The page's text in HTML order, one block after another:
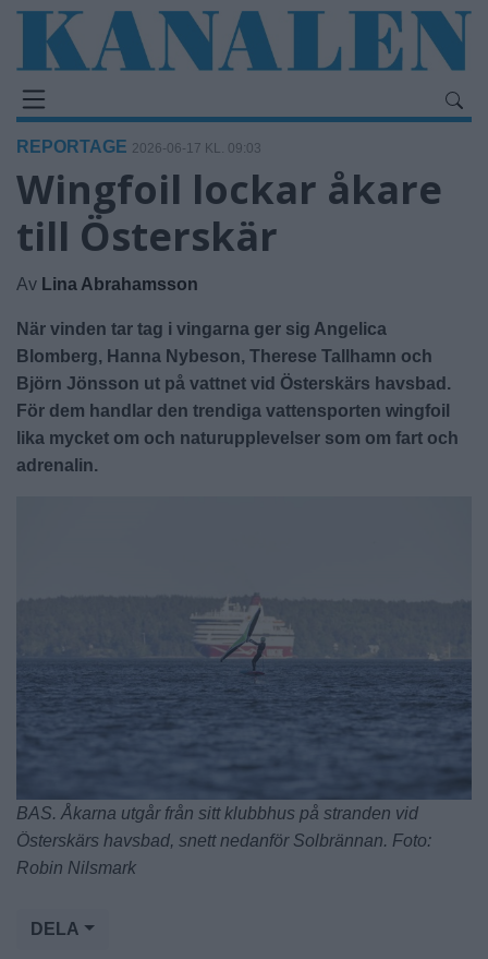
REPORTAGE 2026-06-17 KL. 09:03
Wingfoil lockar åkare
till Österskär
Av Lina Abrahamsson
När vinden tar tag i vingarna ger sig Angelica
Blomberg, Hanna Nybeson, Therese Tallhamn och
Björn Jönsson ut på vattnet vid Österskärs havsbad.
För dem handlar den trendiga vattensporten wingfoil
lika mycket om och naturupplevelser som om fart och
adrenalin.
BAS. Åkarna utgår från sitt klubbhus på stranden vid
Österskärs havsbad, snett nedanför Solbrännan. Foto:
Robin Nilsmark
DELA